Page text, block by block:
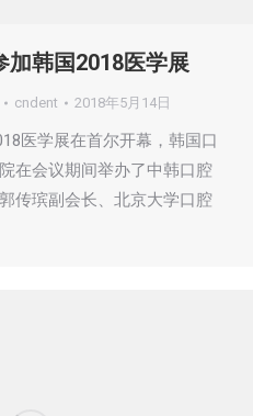
加韩国2018医学展
cndent 2018年5月14日
医学展在首尔开幕，韩国口
在会议期间举办了中韩口腔
传瑸副会长、北京大学口腔